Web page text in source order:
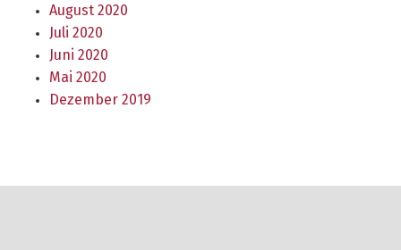
August 2020
Juli 2020
Juni 2020
Mai 2020
Dezember 2019